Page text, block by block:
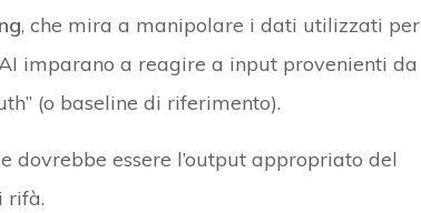
, che mira a manipolare i dati utilizzati per
imparano a reagire a input provenienti da
(o baseline di riferimento).
dovrebbe essere l’output appropriato del
rifà.